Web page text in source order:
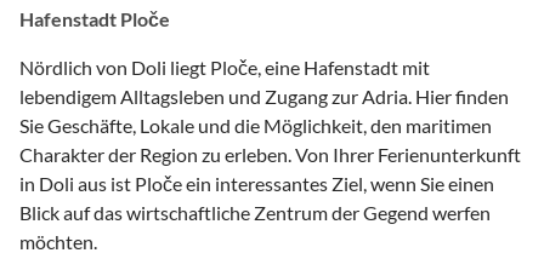
Hafenstadt Ploče
Nördlich von Doli liegt Ploče, eine Hafenstadt mit
lebendigem Alltagsleben und Zugang zur Adria. Hier finden
Sie Geschäfte, Lokale und die Möglichkeit, den maritimen
Charakter der Region zu erleben. Von Ihrer Ferienunterkunft
in Doli aus ist Ploče ein interessantes Ziel, wenn Sie einen
Blick auf das wirtschaftliche Zentrum der Gegend werfen
möchten.